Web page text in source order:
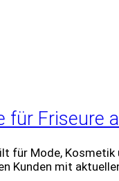
für Friseure
für Mode,
Kunden mit